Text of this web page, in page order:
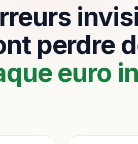
perdre
euro